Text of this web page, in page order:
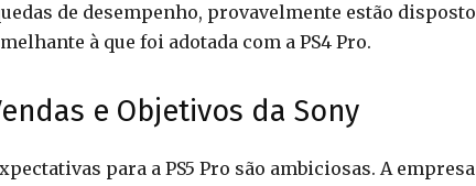
de desempenho, provavelmente estão
à que foi adotada com a PS4 Pro.
e Objetivos da Sony
para a PS5 Pro são ambiciosas. A